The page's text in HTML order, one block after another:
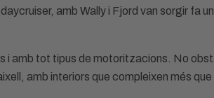
amb Wally i Fjord van sorgir
i amb tot tipus de motoritzacions. No
amb interiors que compleixen més